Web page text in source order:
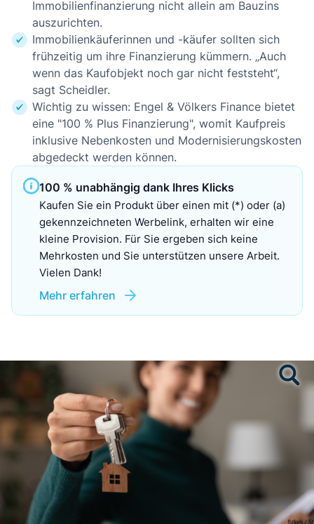
Immobilienfinanzierung nicht allein am Bauzins
auszurichten.
Immobilienkäuferinnen und -käufer sollten sich
frühzeitig um ihre Finanzierung kümmern. „Auch
wenn das Kaufobjekt noch gar nicht feststeht“,
sagt Scheidler.
Wichtig zu wissen: Engel & Völkers Finance bietet
eine "100 % Plus Finanzierung", womit Kaufpreis
inklusive Nebenkosten und Modernisierungskosten
abgedeckt werden können.
100 % unabhängig dank Ihres Klicks
Kaufen Sie ein Produkt über einen mit (*) oder (a)
gekennzeichneten Werbelink, erhalten wir eine
kleine Provision. Für Sie ergeben sich keine
Mehrkosten und Sie unterstützen unsere Arbeit.
Vielen Dank!
Mehr erfahren